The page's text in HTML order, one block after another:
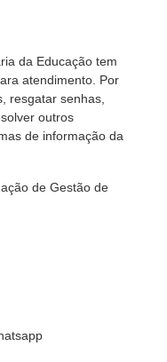
da Educação tem
atendimento. Por
resgatar senhas,
outros
de informação da
de Gestão de